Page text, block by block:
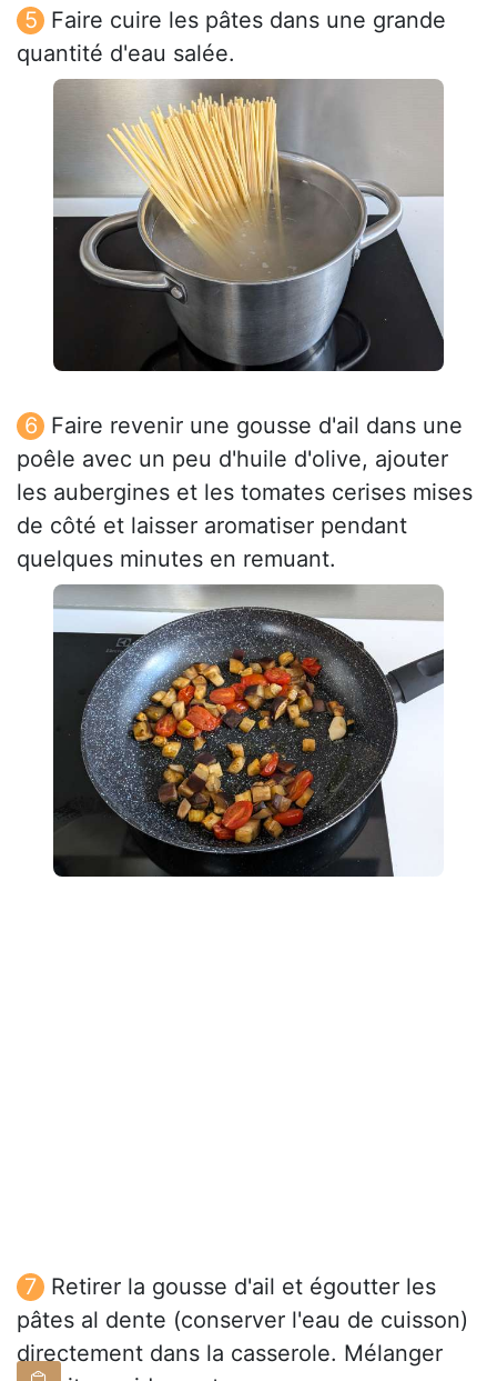
Faire cuire les pâtes dans une grande
quantité d'eau salée.
Faire revenir une gousse d'ail dans une
poêle avec un peu d'huile d'olive, ajouter
les aubergines et les tomates cerises mises
de côté et laisser aromatiser pendant
quelques minutes en remuant.
Retirer la gousse d'ail et égoutter les
pâtes al dente (conserver l'eau de cuisson)
directement dans la casserole. Mélanger